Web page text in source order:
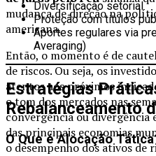
mudança de direção na
americana.
Então, o momento é de
de riscos. Ou seja, os
atentos aos próximos
o tom dos mercados nas
convergência ou
das principais economias
o desempenho dos ativos de
Diversificação setorial
Proteção com títulos
Aportes regulares via
Averaging)
Estratégias
Rebalanceamento
O Que é Alocação